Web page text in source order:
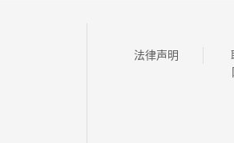
法律声明